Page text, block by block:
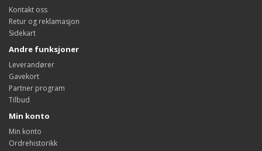
Kontakt oss
Retur og reklamasjon
Sidekart
Andre funksjoner
Leverandører
Gavekort
Partner program
Tilbud
Min konto
Min konto
Ordrehistorikk